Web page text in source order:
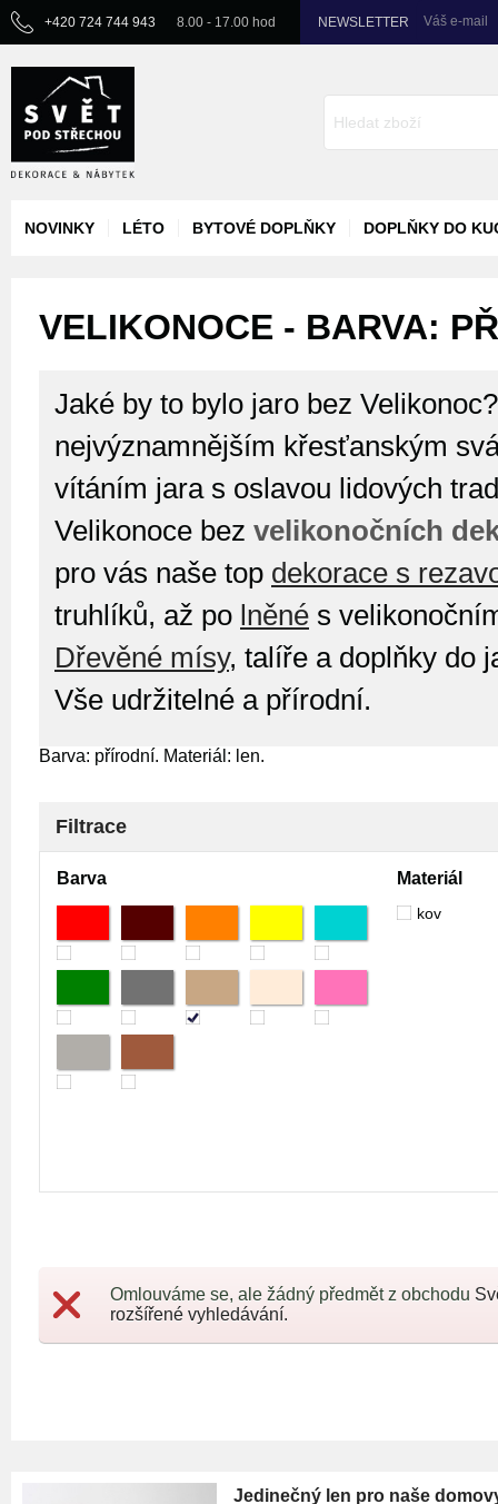
+420 724 744 943 8.00 - 17.00 hod NEWSLETTER Váš e-mail
NOVINKY LÉTO BYTOVÉ DOPLŇKY DOPLŇKY DO
VELIKONOCE - BARVA:
Jaké by to bylo jaro bez
nejvýznamnějším křesťanským
vítáním jara s oslavou lidových
Velikonoce bez velikonočních
pro vás naše top dekorace s
truhlíků, až po lněné s
Dřevěné mísy, talíře a doplňky do
Vše udržitelné a přírodní.
Barva: přírodní. Materiál: len.
Filtrace
Barva Materiál
kov
Omlouváme se, ale žádný předmět z obchodu
rozšířené vyhledávání.
Jedinečný len pro naše